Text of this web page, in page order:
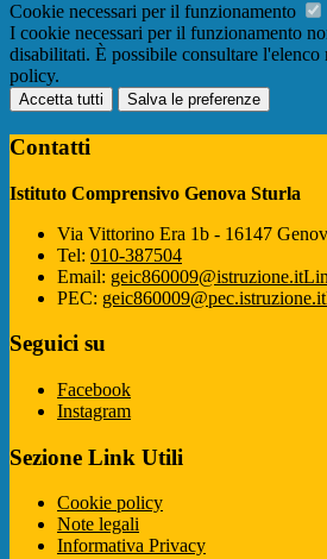
Cookie necessari per il funzionamento
I cookie necessari per il funzionamento
disabilitati. È possibile consultare
policy.
Accetta tutti Salva le preferenze
Contatti
Istituto Comprensivo Genova Sturla
Via Vittorino Era 1b - 16147
Tel: 010-387504
Email: geic860009@istruzione.it
PEC: geic860009@pec.istruzione.it
Seguici su
Facebook
Instagram
Sezione Link Utili
Cookie policy
Note legali
Informativa Privacy